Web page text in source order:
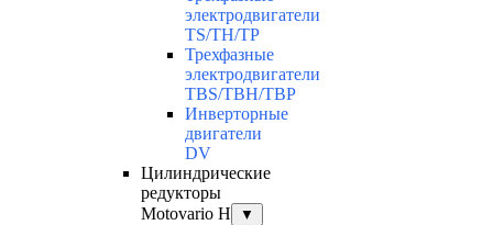
электродвигатели
TS/TH/TP
Трехфазные
электродвигатели
TBS/TBH/TBP
Инверторные
двигатели
DV
Цилиндрические
редукторы
Motovario H
▼